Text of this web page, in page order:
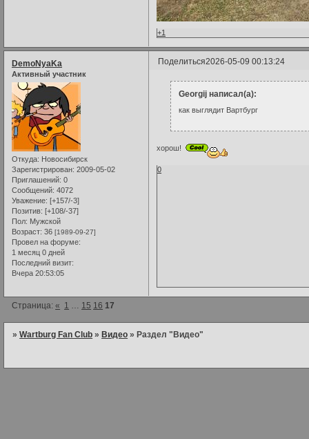
+1
Поделиться2026-05-09 00:13:24
DemoNyaKa
Активный участник
Откуда: Новосибирск
Зарегистрирован: 2009-05-02
Приглашений: 0
Сообщений: 4072
Уважение: [+157/-3]
Позитив: [+108/-37]
Пол: Мужской
Возраст: 36 [1989-09-27]
Провел на форуме:
1 месяц 0 дней
Последний визит:
Вчера 20:53:05
Georgij написал(а):
как выглядит Вартбург
хорош!
0
Страница:« 1 … 15 16 17
»Wartburg Fan Club »Видео »Раздел "Видео"